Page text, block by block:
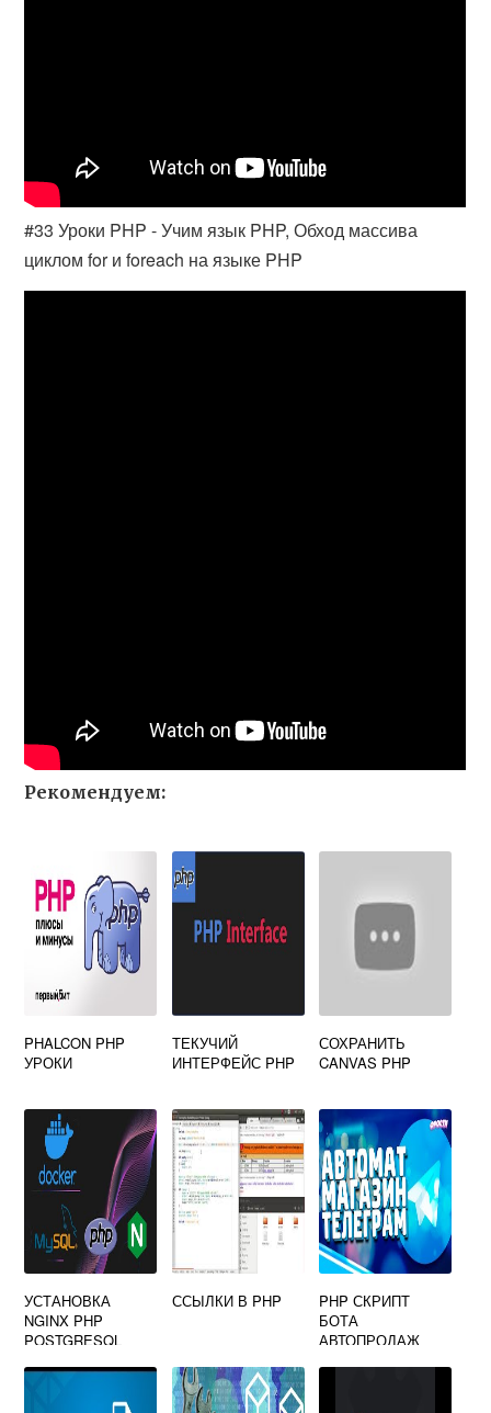
#33 Уроки PHP - Учим язык PHP, Обход массива
циклом for и foreach на языке PHP
Рекомендуем:
PHALCON PHP
УРОКИ
ТЕКУЧИЙ
ИНТЕРФЕЙС PHP
СОХРАНИТЬ
CANVAS PHP
УСТАНОВКА
NGINX PHP
POSTGRESQL
ССЫЛКИ В PHP
PHP СКРИПТ
БОТА
АВТОПРОДАЖ